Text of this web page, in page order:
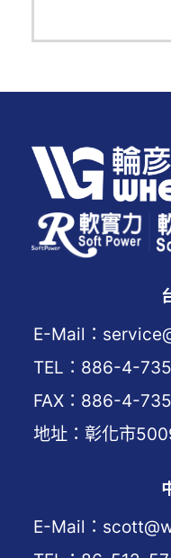
E-Mail：
TEL：886-4-
FAX：886-4-
地址：彰化市
E-Mail：